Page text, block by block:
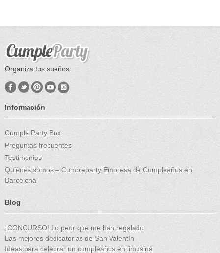
Organiza tus sueños
Información
Cumple Party Box
Preguntas frecuentes
Testimonios
Quiénes somos – Cumpleparty Empresa de Cumpleaños en
Barcelona
Blog
¡CONCURSO! Lo peor que me han regalado
Las mejores dedicatorias de San Valentín
Ideas para celebrar un cumpleaños en limusina